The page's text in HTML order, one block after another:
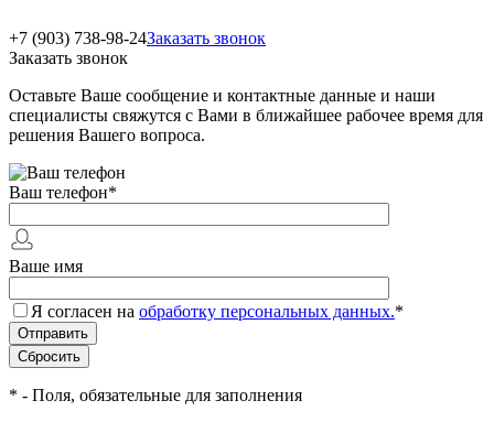
+7 (903) 738-98-24Заказать звонок
Заказать звонок
Оставьте Ваше сообщение и контактные данные и наши
специалисты свяжутся с Вами в ближайшее рабочее время для
решения Вашего вопроса.
Ваш телефон*
Ваше имя
Я согласен на обработку персональных данных.*
* - Поля, обязательные для заполнения